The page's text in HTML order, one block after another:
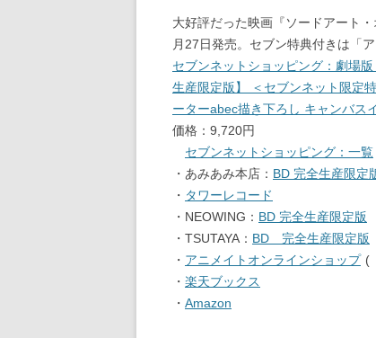
大好評だった映画『ソードアート
月27日発売。セブン特典付きは「
セブンネットショッピング：劇場
生産限定版】 ＜セブンネット限定
ーターabec描き下ろし キャンバス
価格：9,720円
セブンネットショッピング：一覧
・あみあみ本店： BD 完全生産限定
・ タワーレコード
・NEOWING： BD 完全生産限定版
・TSUTAYA： BD 完全生産限定版
・ アニメイトオンラインショップ (
・ 楽天ブックス
・ Amazon